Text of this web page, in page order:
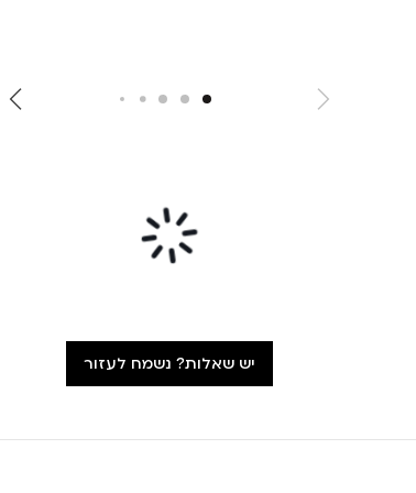
יש שאלות? נשמח לעזור